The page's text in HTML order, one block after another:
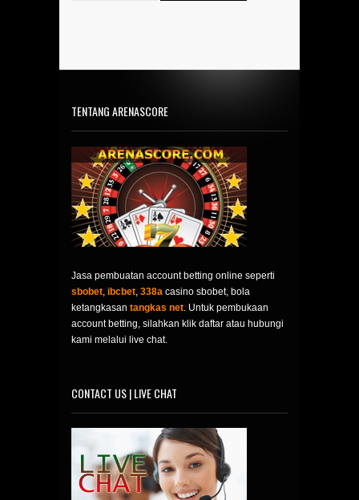
TENTANG ARENASCORE
Jasa pembuatan account betting online seperti
sbobet, ibcbet, 338a casino sbobet, bola
ketangkasan tangkas net. Untuk pembukaan
account betting, silahkan klik daftar atau hubungi
kami melalui live chat.
CONTACT US | LIVE CHAT